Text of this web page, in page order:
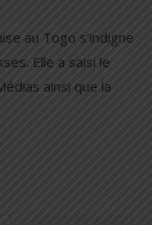
au Togo s’indigne
Elle a saisi le
ainsi que la